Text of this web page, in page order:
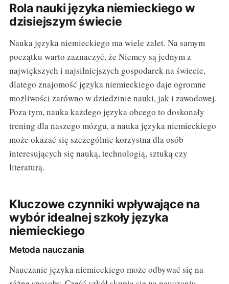
Rola nauki języka niemieckiego w
dzisiejszym świecie
Nauka języka niemieckiego ma wiele zalet. Na samym
początku warto zaznaczyć, że Niemcy są jednym z
największych i najsilniejszych gospodarek na świecie,
dlatego znajomość języka niemieckiego daje ogromne
możliwości zarówno w dziedzinie nauki, jak i zawodowej.
Poza tym, nauka każdego języka obcego to doskonały
trening dla naszego mózgu, a nauka języka niemieckiego
może okazać się szczególnie korzystna dla osób
interesujących się nauką, technologią, sztuką czy
literaturą.
Kluczowe czynniki wpływające na
wybór idealnej szkoły języka
niemieckiego
Metoda nauczania
Nauczanie języka niemieckiego może odbywać się na